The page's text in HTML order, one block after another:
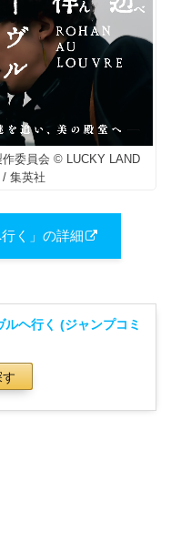
委員会 © LUCKY LAND
集英社
く」の詳細
ルヘ行く (ジャンプコミ
す